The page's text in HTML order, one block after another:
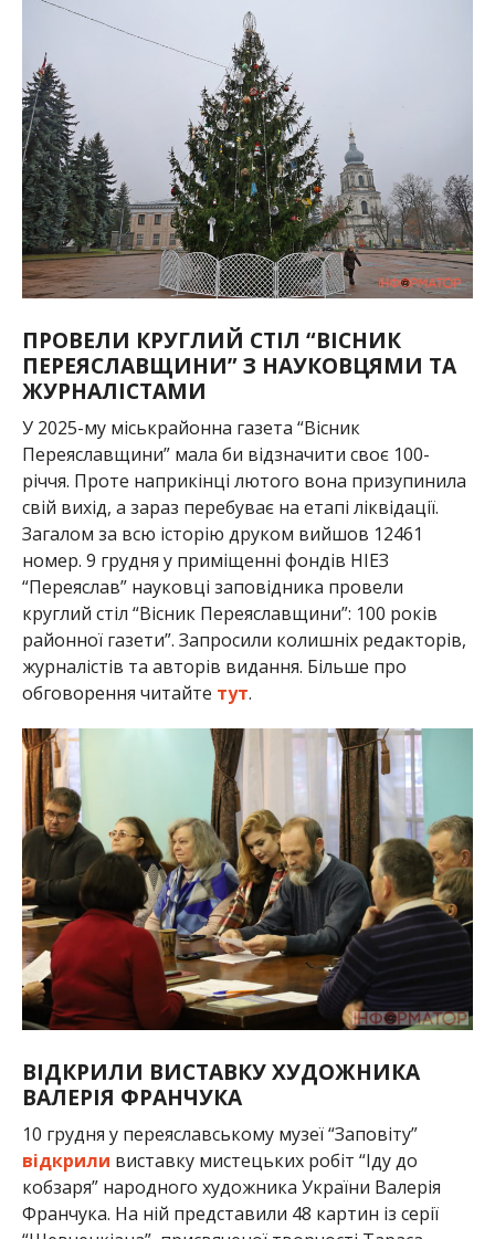
ПРОВЕЛИ КРУГЛИЙ СТІЛ “ВІСНИК
ПЕРЕЯСЛАВЩИНИ” З НАУКОВЦЯМИ ТА
ЖУРНАЛІСТАМИ
У 2025-му міськрайонна газета “Вісник
Переяславщини” мала би відзначити своє 100-
річчя. Проте наприкінці лютого вона призупинила
свій вихід, а зараз перебуває на етапі ліквідації.
Загалом за всю історію друком вийшов 12461
номер. 9 грудня у приміщенні фондів НІЕЗ
“Переяслав” науковці заповідника провели
круглий стіл “Вісник Переяславщини”: 100 років
районної газети”. Запросили колишніх редакторів,
журналістів та авторів видання. Більше про
обговорення читайте тут.
ВІДКРИЛИ ВИСТАВКУ ХУДОЖНИКА
ВАЛЕРІЯ ФРАНЧУКА
10 грудня у переяславському музеї “Заповіту”
відкрили виставку мистецьких робіт “Іду до
кобзаря” народного художника України Валерія
Франчука. На ній представили 48 картин із серії